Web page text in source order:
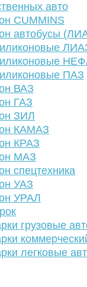
авто
CUMMINS
автобусы
ПАЗ
ВАЗ
ГАЗ
ЗИЛ
КАМАЗ
КРАЗ
МАЗ
спецтехника
УАЗ
УРАЛ
грузовые
легковые